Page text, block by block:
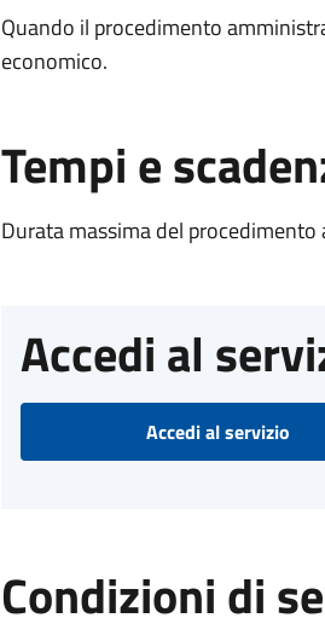
Quando il procedimento
economico.
Tempi e
Durata massima del
Accedi al
Accedi al servizio
Condizioni di